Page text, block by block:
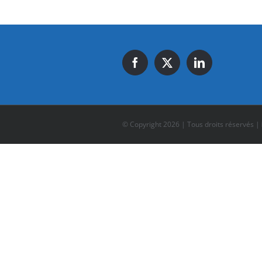
© Copyright 2026 | Tous droits réservés |